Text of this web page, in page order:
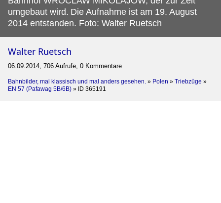
umgebaut wird. Die Aufnahme ist am 19. August
2014 entstanden. Foto: Walter Ruetsch
Walter Ruetsch
06.09.2014, 706 Aufrufe, 0 Kommentare
Bahnbilder, mal klassisch und mal anders gesehen. » Polen » Triebzüge »
EN 57 (Pafawag 5B/6B) » ID 365191